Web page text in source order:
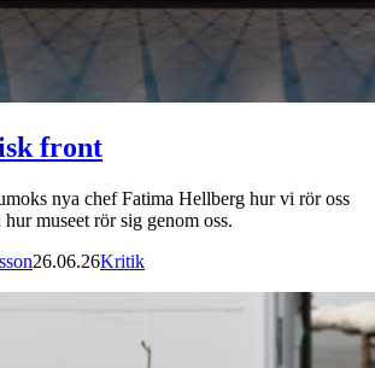
front
nya chef Fatima Hellberg hur vi rör oss
museet rör sig genom oss.
26.06.26Kritik